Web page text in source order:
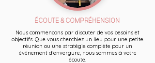
ÉCOUTE & COMPRÉHENSION
Nous commençons par discuter de vos besoins et
objectifs. Que vous cherchiez un lieu pour une petite
réunion ou une stratégie complète pour un
évènement d’envergure, nous sommes à votre
écoute.